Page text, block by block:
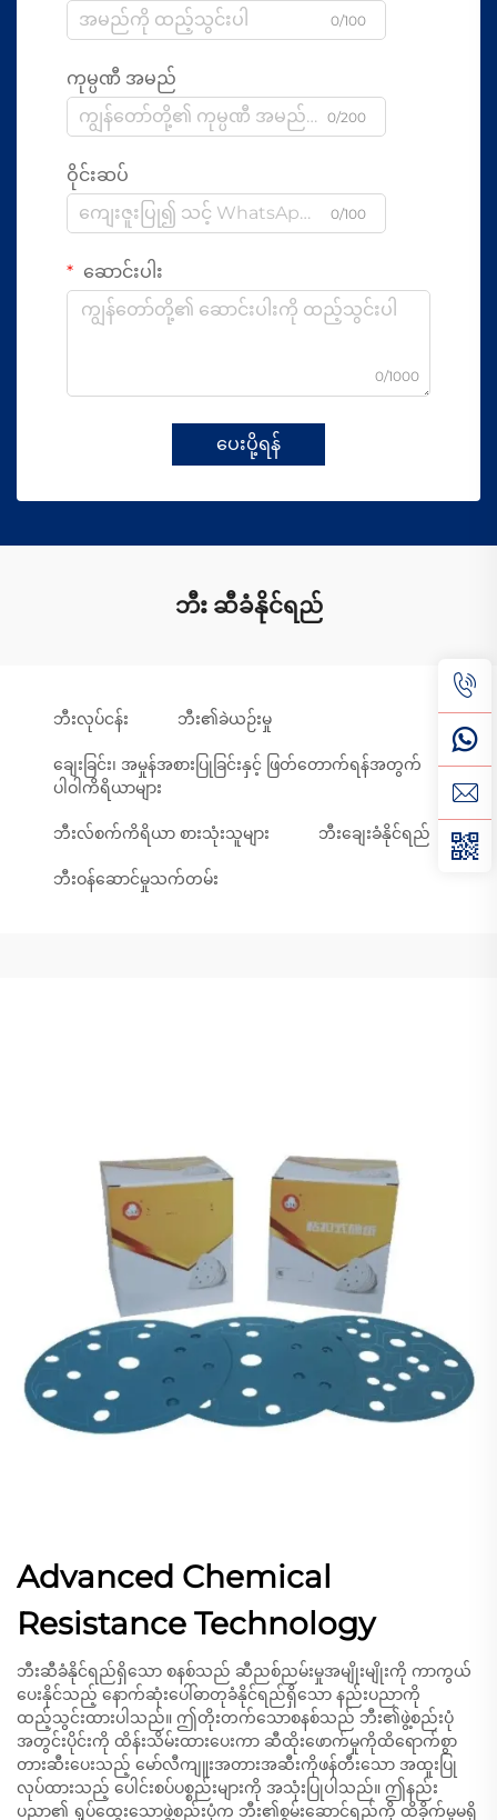
0/100
ကုမ္ပဏီ အမည်
0/200
ဝိုင်းဆပ်
0/100
ဆောင်းပါး
0/1000
ပေးပို့ရန်
ဘီး ဆီခံနိုင်ရည်
ဘီးလုပ်ငန်း ဘီး၏ခဲယဉ်းမှု
ချေးခြင်း၊ အမှုန်အစားပြုခြင်းနှင့် ဖြတ်တောက်ရန်အတွက်
ပါဝါကိရိယာများ
ဘီးလ်စက်ကိရိယာ စားသုံးသူများ ဘီးချေးခံနိုင်ရည်
ဘီးဝန်ဆောင်မှုသက်တမ်း
Advanced Chemical
Resistance Technology
ဘီးဆီခံနိုင်ရည်ရှိသော စနစ်သည် ဆီညစ်ညမ်းမှုအမျိုးမျိုးကို ကာကွယ်
ပေးနိုင်သည့် နောက်ဆုံးပေါ်ဓာတုခံနိုင်ရည်ရှိသော နည်းပညာကို
ထည့်သွင်းထားပါသည်။ ဤတိုးတက်သောစနစ်သည် ဘီး၏ဖွဲ့စည်းပုံ
အတွင်းပိုင်းကို ထိန်းသိမ်းထားပေးကာ ဆီထိုးဖောက်မှုကိုထိရောက်စွာ
တားဆီးပေးသည့် မော်လီကျူးအတားအဆီးကိုဖန်တီးသော အထူးပြု
လုပ်ထားသည့် ပေါင်းစပ်ပစ္စည်းများကို အသုံးပြုပါသည်။ ဤနည်း
ပညာ၏ ရှုပ်ထွေးသောဖွဲ့စည်းပုံက ဘီး၏စွမ်းဆောင်ရည်ကို ထိခိုက်မှုမရှိ